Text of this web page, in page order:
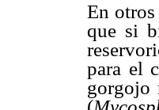
En
que si
para el
gorgojo